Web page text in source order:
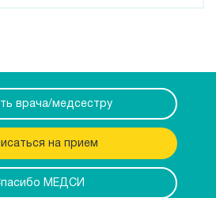
врача/медсестру
на прием
МЕДСИ